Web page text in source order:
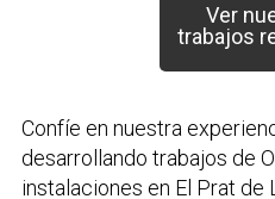
Ver
trabajos
Confíe en nuestra
desarrollando trabajos de
instalaciones en El Prat de